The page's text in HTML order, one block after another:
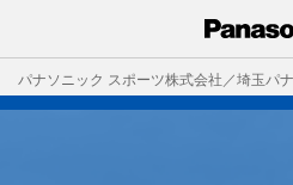
パナソニック スポーツ株式会社／埼玉パ